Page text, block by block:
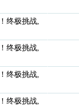
终极挑战,
终极挑战,
终极挑战,
终极挑战,